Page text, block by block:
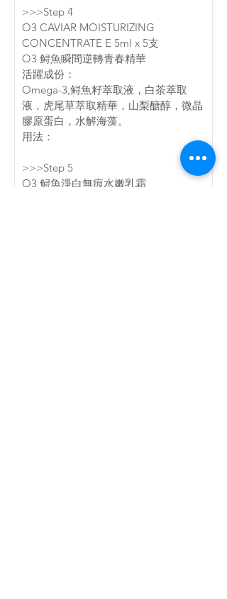
>>>Step 4
O3 CAVIAR MOISTURIZING
CONCENTRATE E 5ml x 5支
O3 鲟魚瞬間逆轉青春精華
活躍成份：
Omega-3,鲟魚籽萃取液，白茶萃取
液，虎尾草萃取精華，山梨醣醇，微晶
膠原蛋白，水解海藻。
用法：
>>>Step 5
O3 鲟魚淨白無痕水嫩乳霜